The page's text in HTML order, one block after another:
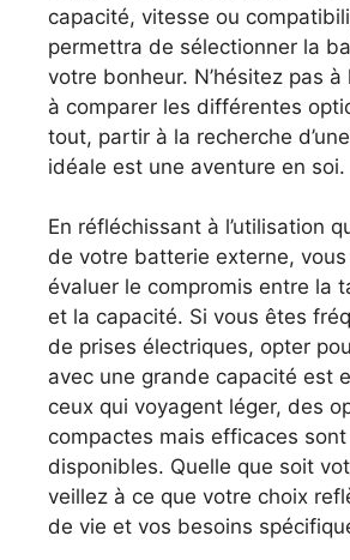
capacité, vitesse ou
permettra de sélectionner la
votre bonheur. N’hésitez pas
à comparer les différentes
tout, partir à la recherche
idéale est une aventure en soi.
En réfléchissant à l’utilisation
de votre batterie externe,
évaluer le compromis entre la
et la capacité. Si vous êtes
de prises électriques, opter
avec une grande capacité est
ceux qui voyagent léger, des
compactes mais efficaces sont
disponibles. Quelle que soit
veillez à ce que votre choix
de vie et vos besoins